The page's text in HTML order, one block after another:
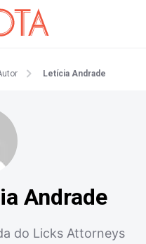
Letícia Andrade
Andrade
do Licks Attorneys